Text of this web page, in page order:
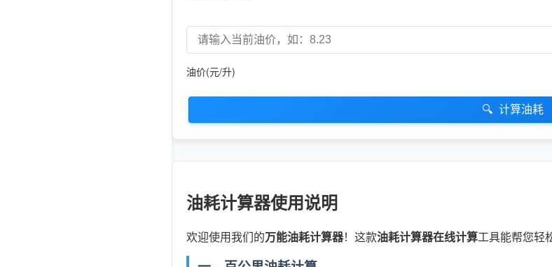
油价(元/升)
🔍 计算油耗
油耗计算器使用说明
欢迎使用我们的万能油耗计算器！这款油耗计算器在线计算工具能帮您轻